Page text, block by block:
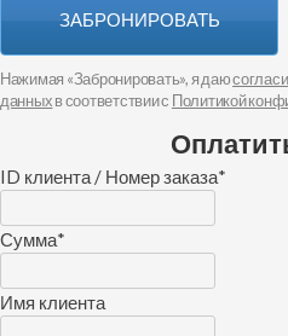
ЗАБРОНИРОВАТЬ
Нажимая «Забронировать», я даю
данныхв соответствии с Политикой
ID клиента / Номер заказа*
Сумма*
Имя клиента